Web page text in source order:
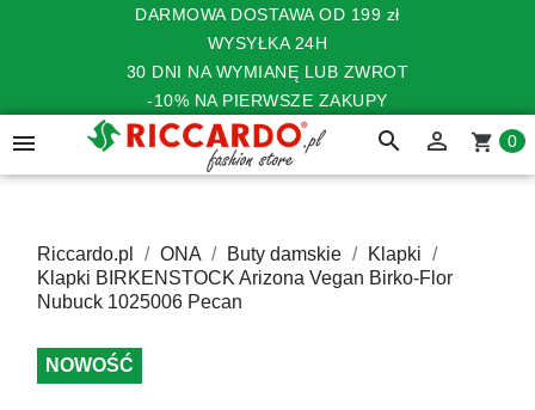
DARMOWA DOSTAWA OD 199 zł
WYSYŁKA 24H
30 DNI NA WYMIANĘ LUB ZWROT
-10% NA PIERWSZE ZAKUPY
 search  shopping_cart 0
Riccardo.pl ONA Buty damskie
Klapki
Klapki BIRKENSTOCK Arizona Vegan Birko-Flor
Nubuck 1025006 Pecan
NOWOŚĆ